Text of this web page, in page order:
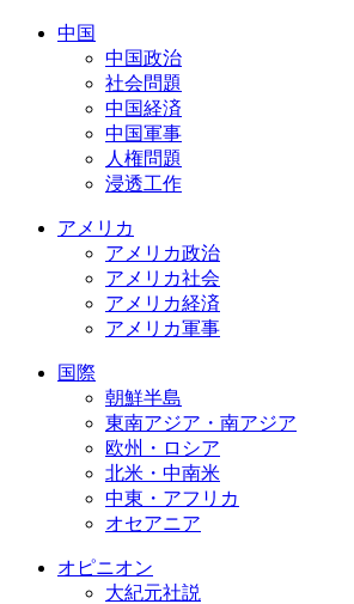
中国
中国政治
社会問題
中国経済
中国軍事
人権問題
浸透工作
アメリカ
アメリカ政治
アメリカ社会
アメリカ経済
アメリカ軍事
国際
朝鮮半島
東南アジア・南アジア
欧州・ロシア
北米・中南米
中東・アフリカ
オセアニア
オピニオン
大紀元社説